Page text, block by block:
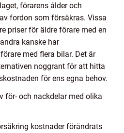
förarens ålder och
fordon som försäkras. Vissa
priser för äldre förare med en
kanske har
med flera bilar. Det är
noggrant för att hitta
för ens egna behov.
för- och nackdelar med olika
kostnader förändrats